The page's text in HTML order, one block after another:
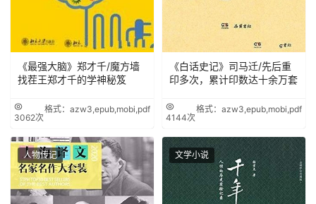
《最强大脑》郑才千/魔方墙
找茬王郑才千的学神秘笈
3062次
格式：azw3,epub,mobi,pdf
《白话史记》司马迁/先后重
印多次，累计印数达十余万套
4144次
格式：azw3,epub,mobi,pdf
人物传记 文学小说